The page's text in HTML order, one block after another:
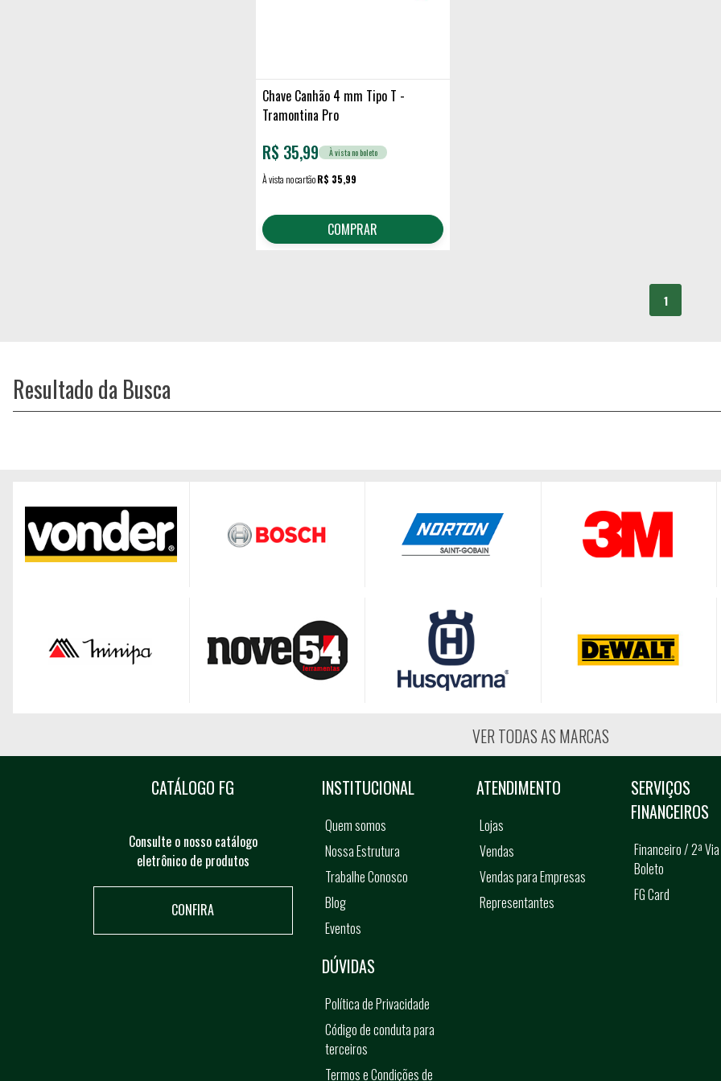
Chave Canhão 4 mm Tipo T -
Tramontina Pro
R$ 35,99 À vista no boleto
À vista no cartãoR$ 35,99
COMPRAR
1
Resultado da Busca
VER TODAS AS MARCAS
CATÁLOGO FG
Consulte o nosso catálogo
eletrônico de produtos
CONFIRA
INSTITUCIONAL
Quem somos
Nossa Estrutura
Trabalhe Conosco
Blog
Eventos
ATENDIMENTO
Lojas
Vendas
Vendas para Empresas
Representantes
SERVIÇOS
FINANCEIROS
Financeiro / 2ª
Boleto
FG Card
DÚVIDAS
Política de Privacidade
Código de conduta para
terceiros
Termos e Condições de